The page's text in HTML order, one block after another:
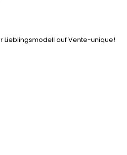
Lieblingsmodell auf Vente-unique!